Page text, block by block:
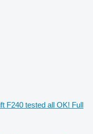
F240 tested all OK! Full